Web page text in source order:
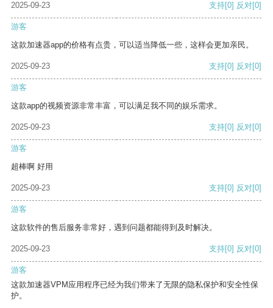
2025-09-23 支持[0] 反对[0]
游客
这款加速器app的价格有点贵，可以适当降低一些，这样会更加亲民。
2025-09-23 支持[0] 反对[0]
游客
这款app的视频资源非常丰富，可以满足我不同的娱乐需求。
2025-09-23 支持[0] 反对[0]
游客
超棒啊 好用
2025-09-23 支持[0] 反对[0]
游客
这款软件的售后服务非常好，遇到问题都能得到及时解决。
2025-09-23 支持[0] 反对[0]
游客
这款加速器VPM应用程序已经为我们带来了无限的隐私保护和安全性保
护。